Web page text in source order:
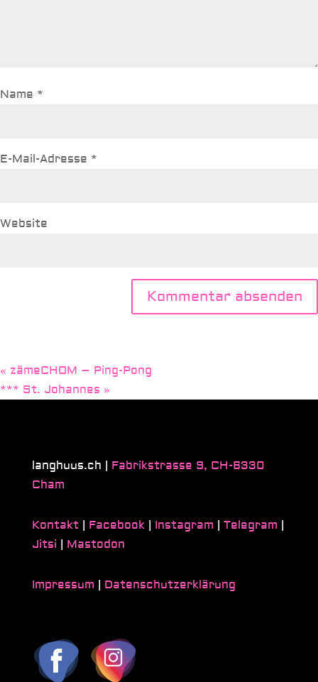
Name *
E-Mail-Adresse *
Website
« zämeCHOM – Ping-Pong
*** St. Johannes »
langhuus.ch | Fabrikstrasse 9, CH-6330
Cham
Kontakt| Facebook| Instagram Telegram
Jitsi
Mastodon
Impressum Datenschutzerklärung